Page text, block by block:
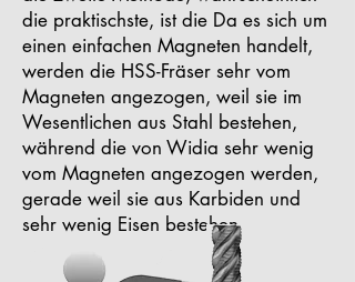
die praktischste, ist die Da es sich um
einen einfachen Magneten handelt,
werden die HSS-Fräser sehr vom
Magneten angezogen, weil sie im
Wesentlichen aus Stahl bestehen,
während die von Widia sehr wenig
vom Magneten angezogen werden,
gerade weil sie aus Karbiden und
sehr wenig Eisen bestehen.